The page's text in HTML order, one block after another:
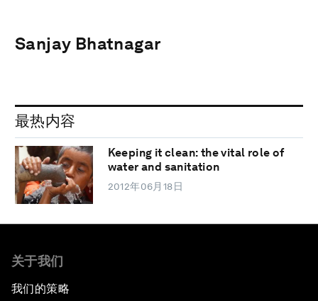
Sanjay Bhatnagar
最热内容
Keeping it clean: the vital role of
water and sanitation
2012年06月18日
关于我们
我们的策略